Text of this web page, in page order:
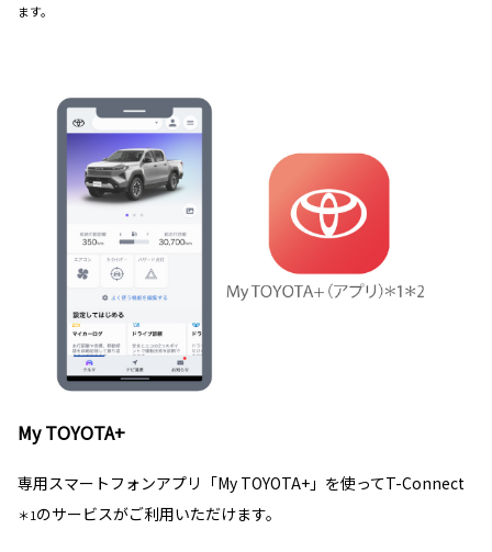
ます。
My TOYOTA+
専用スマートフォンアプリ「My TOYOTA+」を使ってT-Connect
＊1のサービスがご利用いただけます。